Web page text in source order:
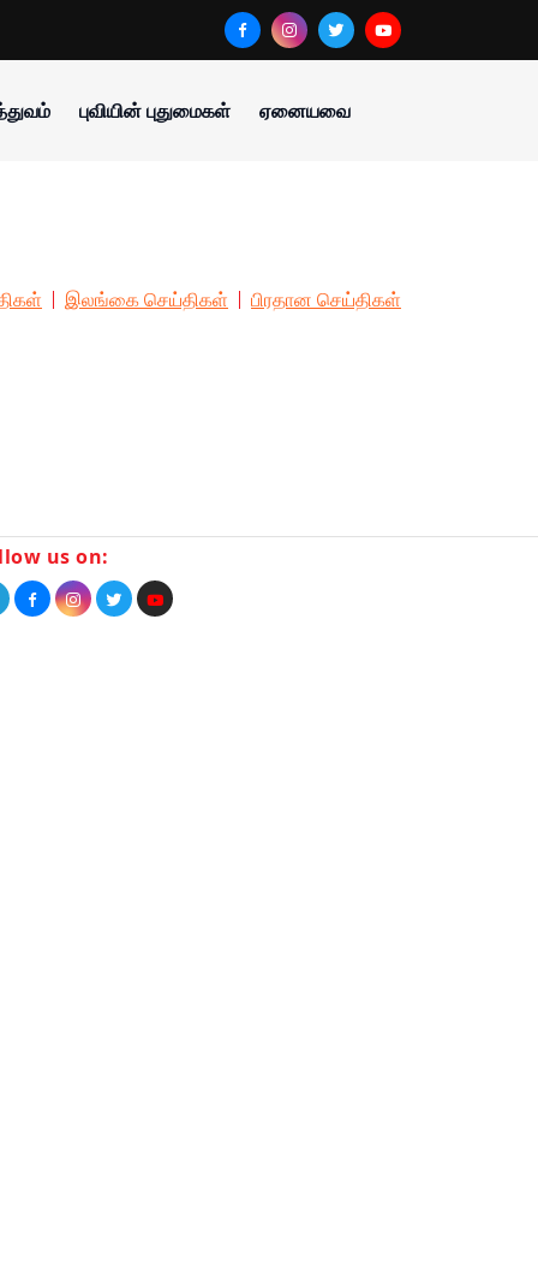
புவியின் புதுமைகள் ஏனையவை
இலங்கை செய்திகள் பிரதான செய்திகள்
us on: